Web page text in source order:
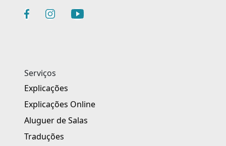
Serviços
Explicações
Explicações Online
Aluguer de Salas
Traduções